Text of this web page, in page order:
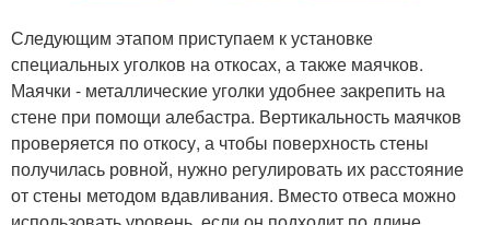
Следующим этапом приступаем к установке
специальных уголков на откосах, а также маячков.
Маячки - металлические уголки удобнее закрепить на
стене при помощи алебастра. Вертикальность маячков
проверяется по откосу, а чтобы поверхность стены
получилась ровной, нужно регулировать их расстояние
от стены методом вдавливания. Вместо отвеса можно